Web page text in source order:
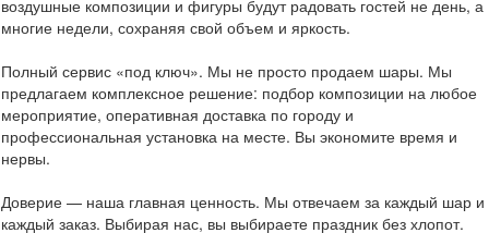
воздушные композиции и фигуры будут радовать гостей не день, а
многие недели, сохраняя свой объем и яркость.
Полный сервис «под ключ». Мы не просто продаем шары. Мы
предлагаем комплексное решение: подбор композиции на любое
мероприятие, оперативная доставка по городу и
профессиональная установка на месте. Вы экономите время и
нервы.
Доверие — наша главная ценность. Мы отвечаем за каждый шар и
каждый заказ. Выбирая нас, вы выбираете праздник без хлопот.